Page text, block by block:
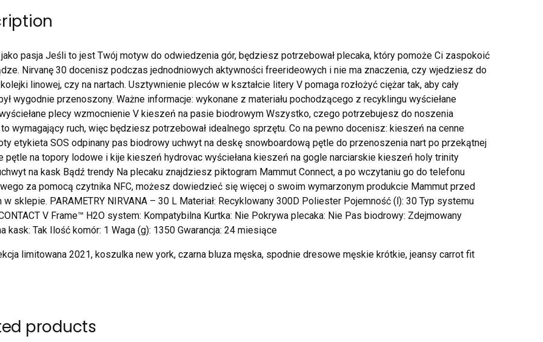
pasja Jeśli to jest Twój motyw do odwiedzenia gór, będziesz potrzebował plecaka, który pomoże Ci zaspokoić
Nirvanę 30 docenisz podczas jednodniowych aktywności freerideowych i nie ma znaczenia, czy wjedziesz do
linowej, czy na nartach. Usztywnienie pleców w kształcie litery V pomaga rozłożyć ciężar tak, aby cały
wygodnie przenoszony. Ważne informacje: wykonane z materiału pochodzącego z recyklingu wyściełane
plecy wzmocnienie V kieszeń na pasie biodrowym Wszystko, czego potrzebujesz do noszenia
wymagający ruch, więc będziesz potrzebował idealnego sprzętu. Co na pewno docenisz: kieszeń na cenne
etykieta SOS odpinany pas biodrowy uchwyt na deskę snowboardową pętle do przenoszenia nart po przekątnej
pętle na topory lodowe i kije kieszeń hydrovac wyściełana kieszeń na gogle narciarskie kieszeń holy trinity
na kask Bądź trendy Na plecaku znajdziesz piktogram Mammut Connect, a po wczytaniu go do telefonu
za pomocą czytnika NFC, możesz dowiedzieć się więcej o swoim wymarzonym produkcie Mammut przed
w sklepie. PARAMETRY NIRVANA – 30 L Materiał: Recyklowany 300D Poliester Pojemność (l): 30 Typ systemu
V Frame™ H2O system: Kompatybilna Kurtka: Nie Pokrywa plecaka: Nie Pas biodrowy: Zdejmowany
kask: Tak Ilość komór: 1 Waga (g): 1350 Gwarancja: 24 miesiące
limitowana 2021, koszulka new york, czarna bluza męska, spodnie dresowe męskie krótkie, jeansy carrot fit
products